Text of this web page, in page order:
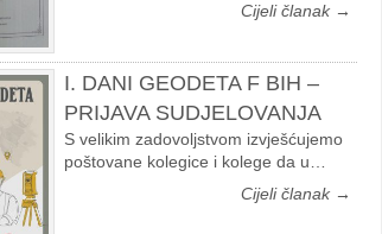
Cijeli članak →
I. DANI GEODETA F BIH –
PRIJAVA SUDJELOVANJA
S velikim zadovoljstvom izvješćujemo
poštovane kolegice i kolege da u…
Cijeli članak →